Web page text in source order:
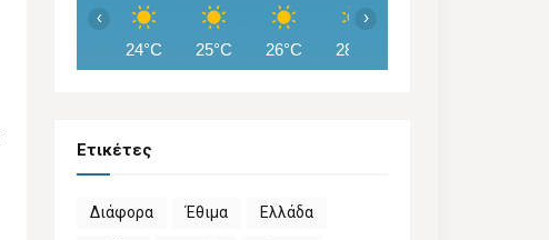
24°C 25°C 26°C 28°C
‹ ›
Ετικέτες
Διάφορα Έθιμα Ελλάδα